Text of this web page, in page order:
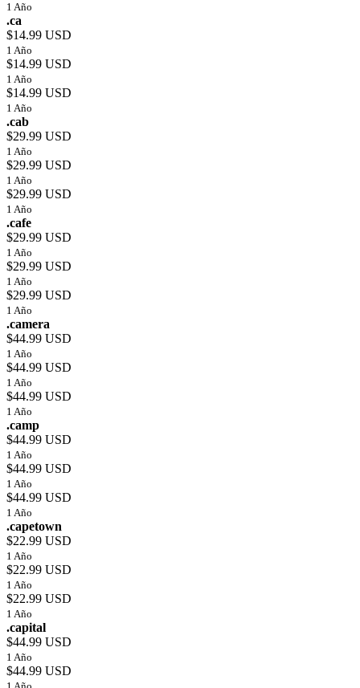
1 Año
.ca
$14.99 USD
1 Año
$14.99 USD
1 Año
$14.99 USD
1 Año
.cab
$29.99 USD
1 Año
$29.99 USD
1 Año
$29.99 USD
1 Año
.cafe
$29.99 USD
1 Año
$29.99 USD
1 Año
$29.99 USD
1 Año
.camera
$44.99 USD
1 Año
$44.99 USD
1 Año
$44.99 USD
1 Año
.camp
$44.99 USD
1 Año
$44.99 USD
1 Año
$44.99 USD
1 Año
.capetown
$22.99 USD
1 Año
$22.99 USD
1 Año
$22.99 USD
1 Año
.capital
$44.99 USD
1 Año
$44.99 USD